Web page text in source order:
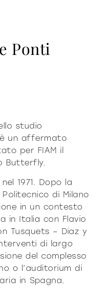
e
materioteca
morbido
Ponti
studio
un affermato
per FIAM il
Butterfly.
1971. Dopo la
di Milano
in un contesto
in Italia con Flavio
Tusquets – Diaz y
di largo
del complesso
o l’auditorium di
in Spagna.